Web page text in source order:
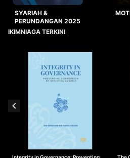
SYARIAH &
PERUNDANGAN 2025
IKIMNIAGA TERKINI